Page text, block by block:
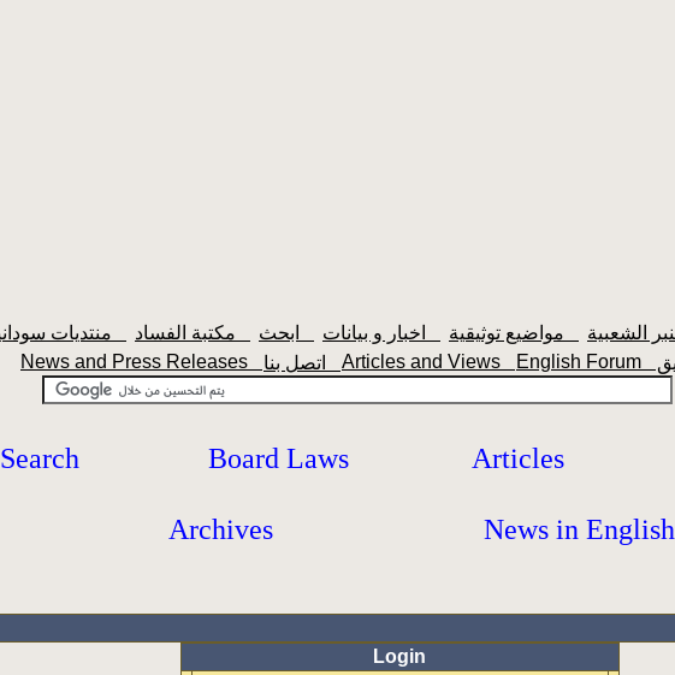
News and Press Releases
Articles and Views English Forum
Search Board Laws Articles
Archives News in English
Login